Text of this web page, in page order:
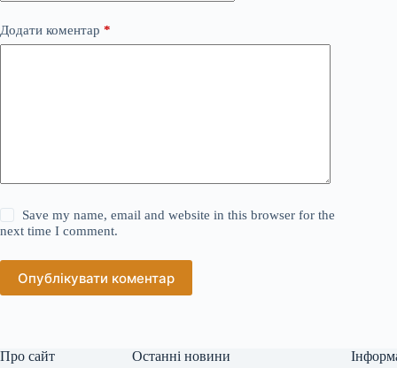
Додати коментар *
Save my name, email and website in this browser for the
next time I comment.
Опублікувати коментар
Про сайт Останні новини